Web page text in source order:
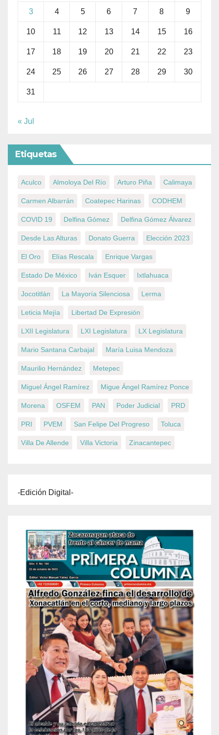
3 4 5 6 7 8 9
10 11 12 13 14 15 16
17 18 19 20 21 22 23
24 25 26 27 28 29 30
31
« Jul
Etiquetas
Aculco Almoloya Del Río Arturo Piña Calimaya
Carmen Albarrán Coatepec Harinas CODHEM
COVID 19 Delfina Gómez Delfina Gómez Álvarez
Desde Las Alturas Donato Guerra Elección 2023
El Oro Elías Rescala Enrique Vargas
Estado De México Iván Esquer Ixtlahuaca
Jocotitlán La Mayoría Silenciosa Lerma
Leticia Mejía Libertad De Expresión
LXII Legislatura LXI Legislatura LX Legislatura
Mario Santana Carbajal María Luisa Mendoza
Maurilio Hernández Metepec
Miguel Ángel Ramírez Migue Ángel Ramírez Ponce
Morena OSFEM PAN Poder Judicial PRD
PRI PVEM San Felipe Del Progreso Toluca
Villa De Allende Villa Victoria Zinacantepec
-Edición Digital-